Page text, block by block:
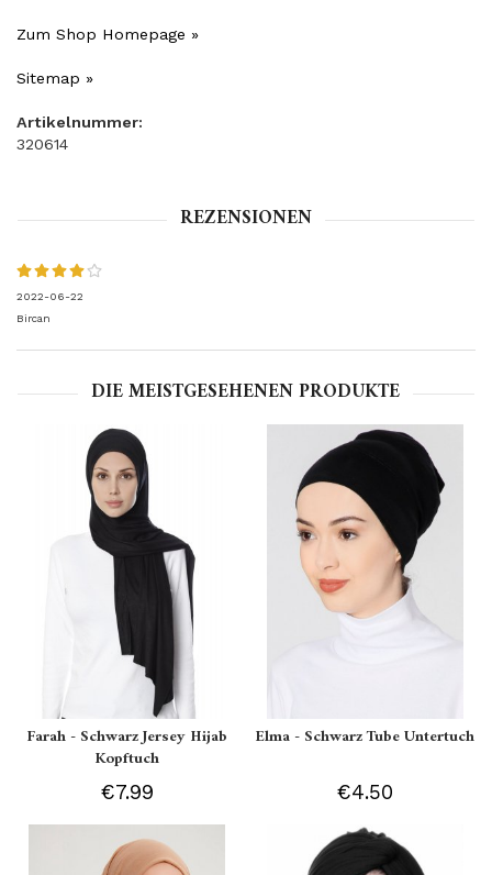
Zum Shop Homepage »
Sitemap »
Artikelnummer:
320614
REZENSIONEN
2022-06-22
Bircan
DIE MEISTGESEHENEN PRODUKTE
Farah - Schwarz Jersey Hijab
Kopftuch
€7.99
Elma - Schwarz Tube Untertuch
€4.50